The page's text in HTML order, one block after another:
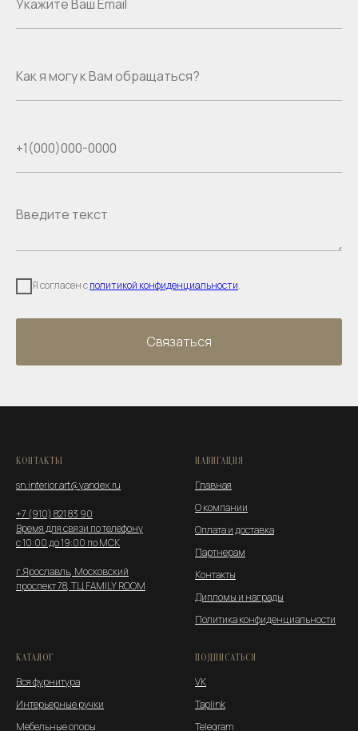
Я согласен сполитикой конфиденциальности.
Связаться
КОНТАКТЫ
sn.interior.art@yandex.ru
+7 (910) 821 83 90
Время для связи по телефону
с 10:00 до 19:00 по МСК
г.Ярославль, Московский
проспект 78, ТЦ FAMILY ROOM
НАВИГАЦИЯ
Главная
О компании
Оплата идоставка
Партнерам
Контакты
Дипломы и награды
Политика конфиденциальности
КАТАЛОГ
Вся фурнитура
Интерьерные ручки
Мебельные опоры
ПОДПИСАТЬСЯ
VK
Taplink
Telegram